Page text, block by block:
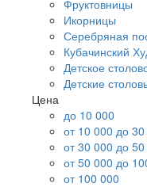
Фруктовницы
Икорницы
Серебряная
Кубачинский
Детское
Детские
Цена
до 10 000
от 10 000 до
от 30 000 до
от 50 000 до
от 100 000